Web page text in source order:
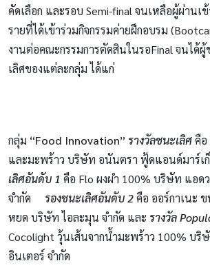
คัดเลือก และรอบ Semi-final จนเหลือผู้ผ่านเ
รายที่ได้เข้าร่วมกิจกรรมค่ายฝึกอบรม
งานต่อคณะกรรมการตัดสินในรอFinal จนได้
เลิศของแต่ละกลุ่ม ได้แก่
กลุ่ม “Food Innovation” รางวัลชนะเลิศคือ
และมะพร้าว บริษัท อนันตรา ฟู้ดแอนด์มาร์เก็
เลิศอันดับ 1 คือ Flo ผงผำ 100% บริษัท แอด
จำกัด รองชนะเลิศอันดับ 2คือ ออร์กาเนะ
หยด บริษัท ไอละมุน จำกัด และ รางวัล
Cocolight วุ้นเส้นจากน้ำมะพร้าว 100% บ
อินเตอร์ จำกัด